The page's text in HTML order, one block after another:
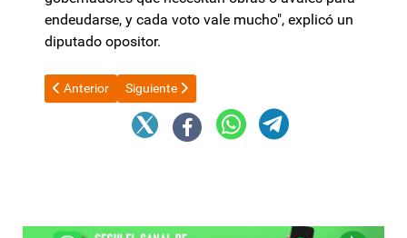
endeudarse, y cada voto vale mucho", explicó un
diputado opositor.
Artículo anterior: Senado: sospechosa firma en disidencia del
Anterior Artículo siguiente: Presupuesto 2026: LLA rompió
Siguiente